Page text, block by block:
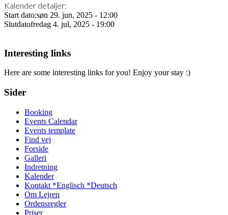
Kalender detaljer:
Start dato:søn 29. jun, 2025 - 12:00
Slutdatofredag 4. jul, 2025 - 19:00
Interesting links
Here are some interesting links for you! Enjoy your stay :)
Sider
Booking
Events Calendar
Events template
Find vej
Forside
Galleri
Indretning
Kalender
Kontakt *Englisch *Deutsch
Om Lejren
Ordensregler
Priser